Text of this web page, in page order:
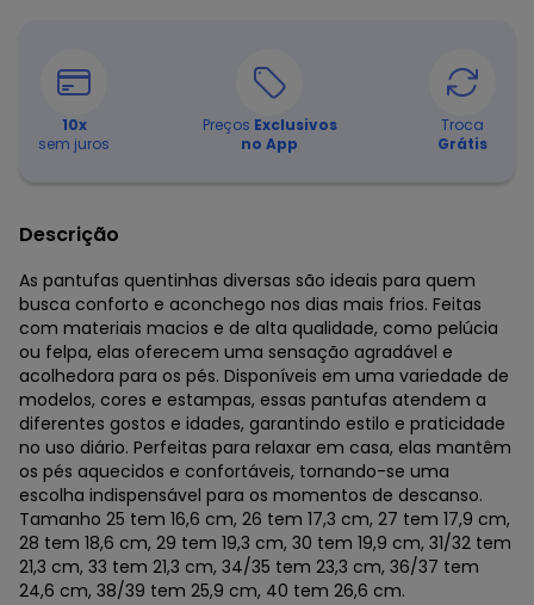
10x
sem juros
Preços Exclusivos
no App
Troca
Grátis
Descrição
As pantufas quentinhas diversas são ideais para quem
busca conforto e aconchego nos dias mais frios. Feitas
com materiais macios e de alta qualidade, como pelúcia
ou felpa, elas oferecem uma sensação agradável e
acolhedora para os pés. Disponíveis em uma variedade de
modelos, cores e estampas, essas pantufas atendem a
diferentes gostos e idades, garantindo estilo e praticidade
no uso diário. Perfeitas para relaxar em casa, elas mantêm
os pés aquecidos e confortáveis, tornando-se uma
escolha indispensável para os momentos de descanso.
Tamanho 25 tem 16,6 cm, 26 tem 17,3 cm, 27 tem 17,9 cm,
28 tem 18,6 cm, 29 tem 19,3 cm, 30 tem 19,9 cm, 31/32 tem
21,3 cm, 33 tem 21,3 cm, 34/35 tem 23,3 cm, 36/37 tem
24,6 cm, 38/39 tem 25,9 cm, 40 tem 26,6 cm.